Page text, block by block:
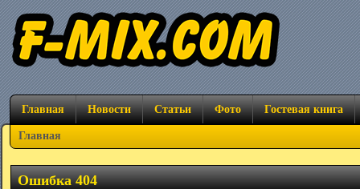
Главная Новости Статьи Фото Гостевая книга
Главная
Ошибка 404